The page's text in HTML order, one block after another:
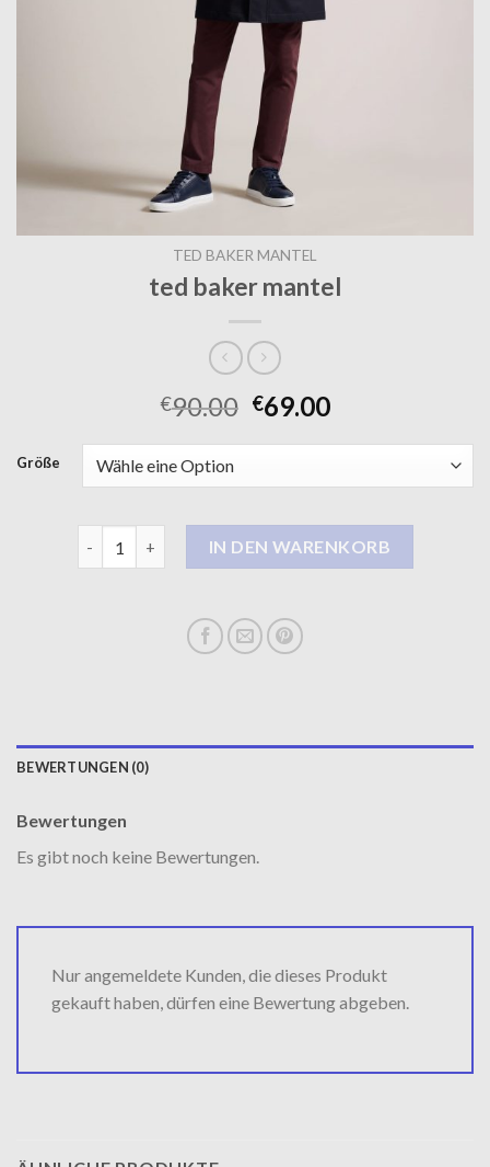
TED BAKER MANTEL
ted baker mantel
€90.00 €69.00
Größe
IN DEN WARENKORB
BEWERTUNGEN (0)
Bewertungen
Es gibt noch keine Bewertungen.
Nur angemeldete Kunden, die dieses Produkt
gekauft haben, dürfen eine Bewertung abgeben.